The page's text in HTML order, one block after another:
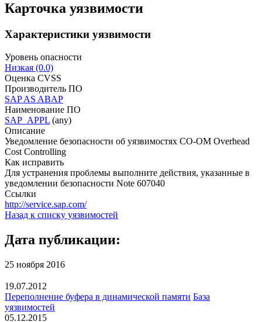
Карточка уязвимости
Характеристики уязвимости
Уровень опасности
Низкая (0.0)
Оценка CVSS
Производитель ПО
SAP AS ABAP
Наименование ПО
SAP_APPL (any)
Описание
Уведомление безопасности об уязвимостях CO-OM Overhead
Cost Controlling
Как исправить
Для устранения проблемы выполните действия, указанные в
уведомлении безопасности Note 607040
Ссылки
http://service.sap.com/
Назад к списку уязвимостей
Дата публикации:
25 ноября 2016
19.07.2012
Переполнение буфера в динамической памяти База
уязвимостей
05.12.2015